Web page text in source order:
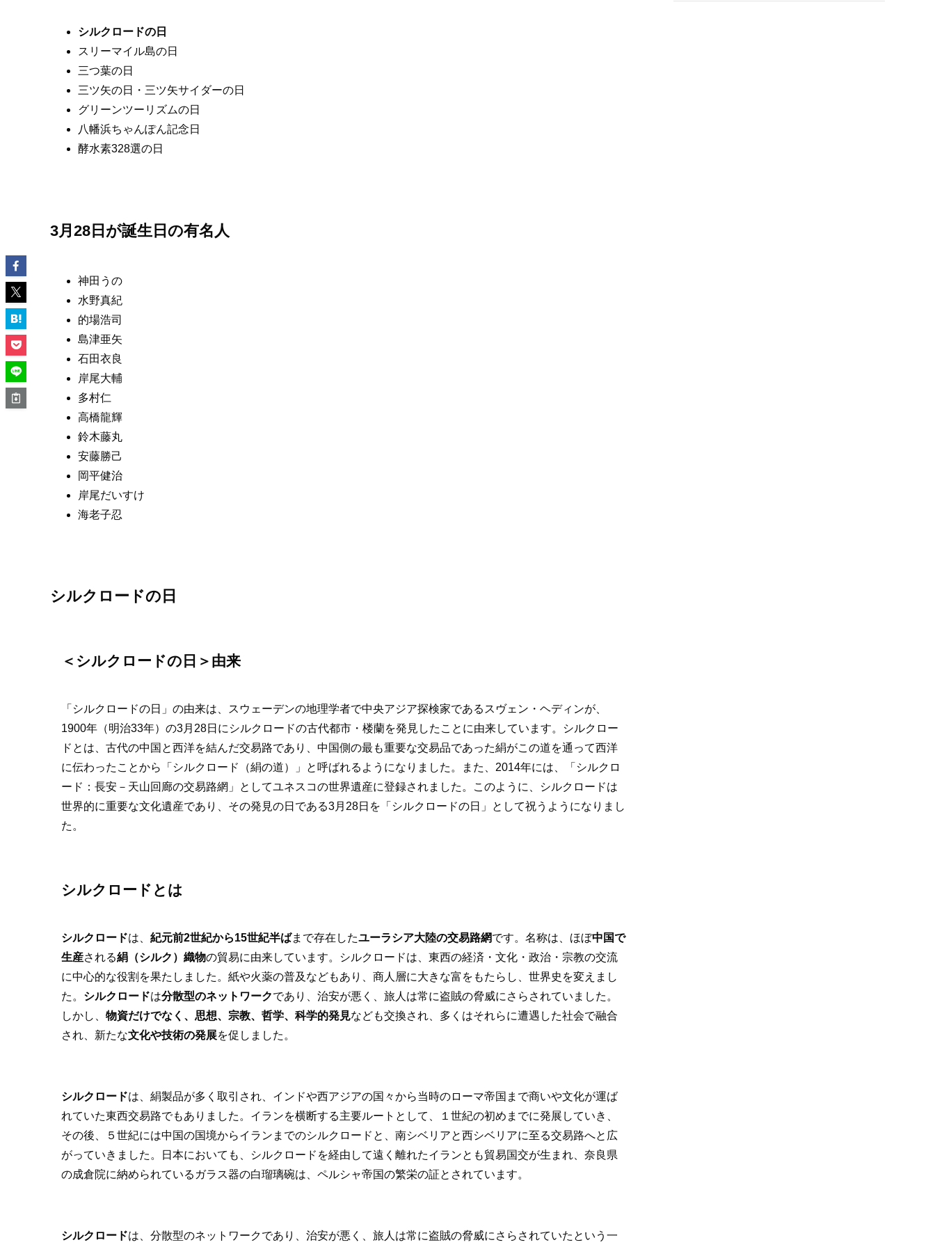
シルクロードの日
スリーマイル島の日
三つ葉の日
三ツ矢の日・三ツ矢サイダーの日
グリーンツーリズムの日
八幡浜ちゃんぽん記念日
酵水素328選の日
3月28日が誕生日の有名人
神田うの
水野真紀
的場浩司
島津亜矢
石田衣良
岸尾大輔
多村仁
高橋龍輝
鈴木藤丸
安藤勝己
岡平健治
岸尾だいすけ
海老子忍
シルクロードの日
＜ シルクロードの日 ＞由来
「シルクロードの日」の由来は、スウェーデンの地理学者で中央アジア探検家であるスヴェン・ヘディンが、
1900年（明治33年）の3月28日にシルクロードの古代都市・楼蘭を発見したことに由来しています。シルクロー
ドとは、古代の中国と西洋を結んだ交易路であり、中国側の最も重要な交易品であった絹がこの道を通って西洋
に伝わったことから「シルクロード（絹の道）」と呼ばれるようになりました。また、2014年には、「シルクロ
ード：長安－天山回廊の交易路網」としてユネスコの世界遺産に登録されました。このように、シルクロードは
世界的に重要な文化遺産であり、その発見の日である3月28日を「シルクロードの日」として祝うようになりまし
た。
シルクロードとは
シルクロードは、 紀元前2世紀から15世紀半ばまで存在したユーラシア大陸の交易路網です。名称は、ほぼ中国で
生産される絹（シルク）織物の貿易に由来しています。シルクロードは、東西の経済・文化・政治・宗教の交流
に中心的な役割を果たしました。紙や火薬の普及などもあり、商人層に大きな富をもたらし、世界史を変えまし
た。 シルクロードは分散型のネットワークであり、治安が悪く、旅人は常に盗賊の脅威にさらされていました。
しかし、 物資だけでなく、思想、宗教、哲学、科学的発見なども交換され、多くはそれらに遭遇した社会で融合
され、新たな文化や技術の発展を促しました。
シルクロードは、絹製品が多く取引され、インドや西アジアの国々から当時のローマ帝国まで商いや文化が運ば
れていた東西交易路でもありました。イランを横断する主要ルートとして、１世紀の初めまでに発展していき、
その後、５世紀には中国の国境からイランまでのシルクロードと、南シベリアと西シベリアに至る交易路へと広
がっていきました。日本においても、シルクロードを経由して遠く離れたイランとも貿易国交が生まれ、奈良県
の成倉院に納められているガラス器の白瑠璃碗は、ペルシャ帝国の繁栄の証とされています。
シルクロードは、分散型のネットワークであり、治安が悪く、旅人は常に盗賊の脅威にさらされていたという一